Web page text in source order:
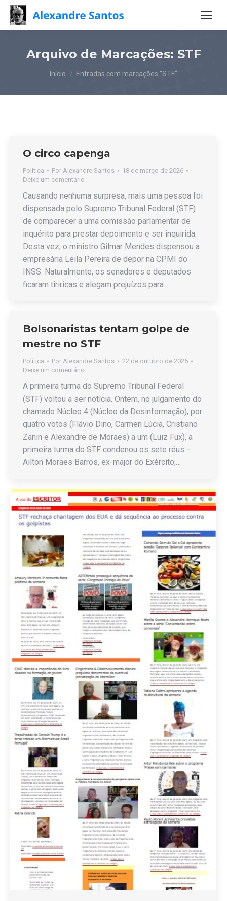
Arquivo de Marcações: STF
Você está aqui:
Início Entradas com marcações "STF"
O circo capenga
Política Por Alexandre Santos
18 de março de 2026
Deixe um comentário
Causando nenhuma surpresa, mais uma pessoa foi
dispensada pelo Supremo Tribunal Federal (STF)
de comparecer a uma comissão parlamentar de
inquérito para prestar depoimento e ser inquirida.
Desta vez, o ministro Gilmar Mendes dispensou a
empresária Leila Pereira de depor na CPMI do
INSS. Naturalmente, os senadores e deputados
ficaram tiriricas e alegam prejuízos para…
Bolsonaristas tentam golpe de
mestre no STF
Política Por Alexandre Santos
22 de outubro de 2025
Deixe um comentário
A primeira turma do Supremo Tribunal Federal
(STF) voltou a ser notícia. Ontem, no julgamento do
chamado Núcleo 4 (Núcleo da Desinformação), por
quatro votos (Flávio Dino, Carmen Lúcia, Cristiano
Zanin e Alexandre de Moraes) a um (Luiz Fux), a
primeira turma do STF condenou os sete réus –
Ailton Moraes Barros, ex-major do Exército;…